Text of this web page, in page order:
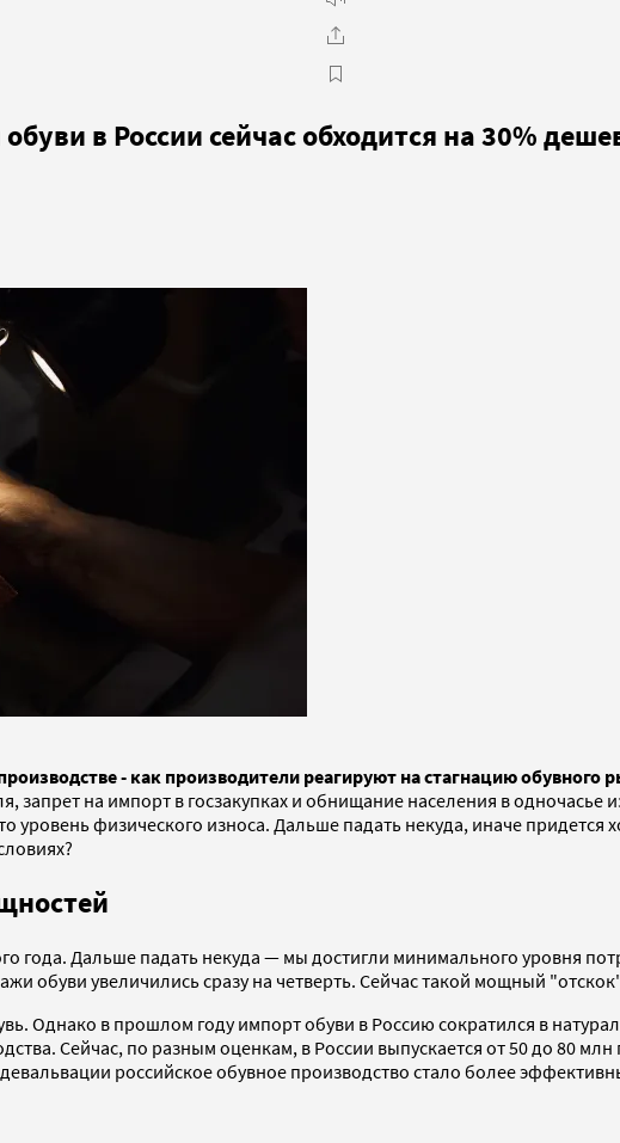
в России сейчас обходится на 30%
- как производители реагируют на стагнацию обувного
на импорт в госзакупках и обнищание населения в одночасье
уровень физического износа. Дальше падать некуда, иначе
года. Дальше падать некуда — мы достигли минимального уровня
обуви увеличились сразу на четверть. Сейчас такой мощный
Однако в прошлом году импорт обуви в Россию сократился в
Сейчас, по разным оценкам, в России выпускается от 50 до 80
российское обувное производство стало более